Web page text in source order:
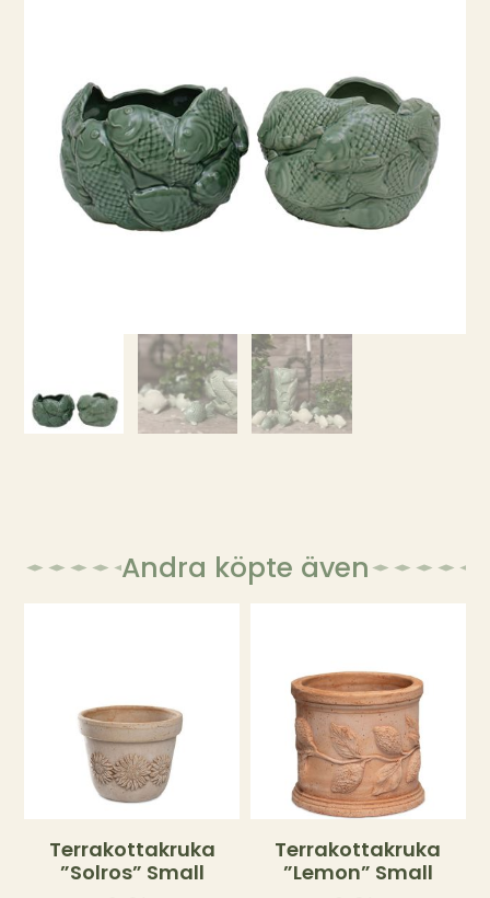
Andra köpte även
Terrakottakruka
”Solros” Small
Terrakottakruka
”Lemon” Small